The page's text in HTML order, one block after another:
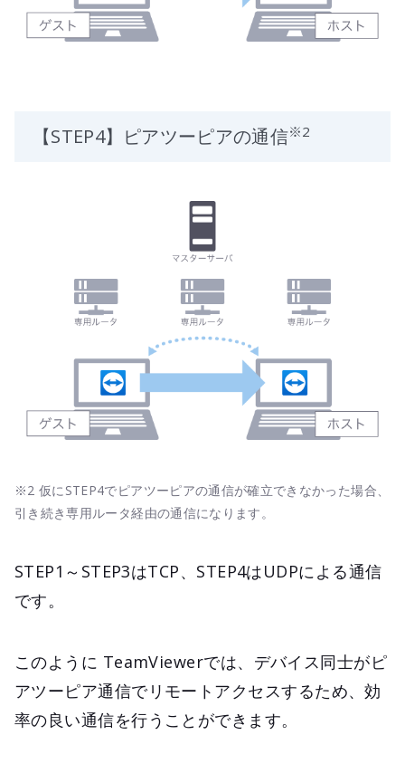
【STEP4】ピアツーピアの通信※2
※2 仮にSTEP4でピアツーピアの通信が確立できなかった場合、
引き続き専用ルータ経由の通信になります。
STEP1～STEP3はTCP、STEP4はUDPによる通信
です。
このように TeamViewerでは、デバイス同士がピ
アツーピア通信でリモートアクセスするため、効
率の良い通信を行うことができます。